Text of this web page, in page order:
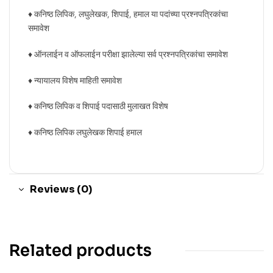
♦ कनिष्ठ लिपिक, लघुलेखक, शिपाई, हमाल या पदांच्या प्रश्नपत्रिकांचा
समावेश
♦ ऑनलाईन व ऑफलाईन परीक्षा झालेल्या सर्व प्रश्नपत्रिकांचा समावेश
♦ न्यायालय विशेष माहिती समावेश
♦ कनिष्ठ लिपिक व शिपाई पदासाठी मुलाखत विशेष
♦ कनिष्ठ लिपिक लघुलेखक शिपाई हमाल
Reviews (0)
Related products